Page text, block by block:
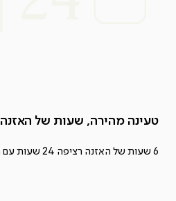
טעינה מהירה, שעות של האזנה
6 שעות של האזנה רציפה 24 שעות עם הקייס